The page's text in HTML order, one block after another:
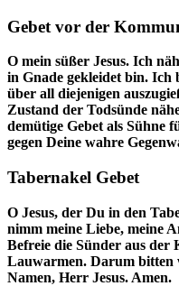
Gebet vor der
O mein süßer Jesus. Ich
in Gnade gekleidet bin.
über all diejenigen
Zustand der Todsünde
demütige Gebet als Sühne
gegen Deine wahre
Tabernakel Gebet
O Jesus, der Du in den
nimm meine Liebe, meine
Befreie die Sünder aus der
Lauwarmen. Darum bitten
Namen, Herr Jesus. Amen.